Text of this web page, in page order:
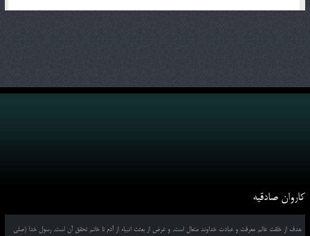
کاروان صادقیه
هدف از خلقت عالم معرفت و عبادت خداوند متعال است, و غرض از بعثت انبیاء از آدم تا خاتم تحقق آن است, رسول خدا (صلی